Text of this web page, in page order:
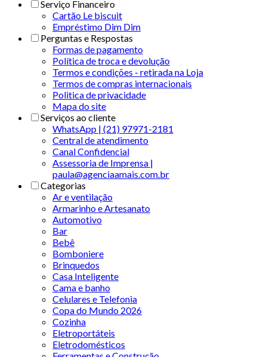
Serviço Financeiro
Cartão Le biscuit
Empréstimo Dim Dim
Perguntas e Respostas
Formas de pagamento
Política de troca e devolução
Termos e condições - retirada na Loja
Termos de compras internacionais
Politica de privacidade
Mapa do site
Serviços ao cliente
WhatsApp | (21) 97971-2181
Central de atendimento
Canal Confidencial
Assessoria de Imprensa |
paula@agenciaamais.com.br
Categorias
Ar e ventilação
Armarinho e Artesanato
Automotivo
Bar
Bebê
Bomboniere
Brinquedos
Casa Inteligente
Cama e banho
Celulares e Telefonia
Copa do Mundo 2026
Cozinha
Eletroportáteis
Eletrodomésticos